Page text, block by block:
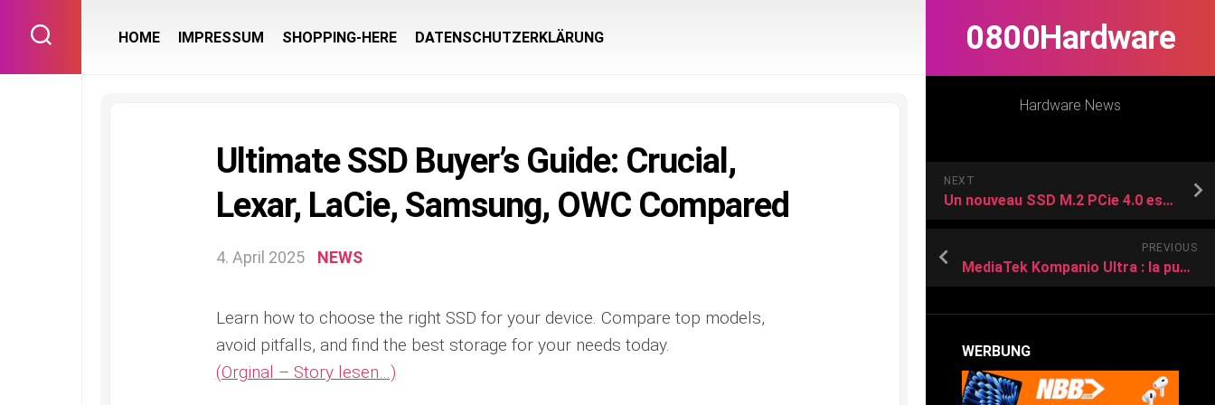
content
0800Hardware
Hardware News
NEXT
Un nouveau SSD M.2 PCie 4.0 est annoncé chez Addlink : le S85
PREVIOUS
MediaTek Kompanio Ultra : la puce 3 nm qui booste l’IA des Chromebooks.
WERBUNG
HOME IMPRESSUM SHOPPING-HERE DATENSCHUTZERKLÄRUNG
Ultimate SSD Buyer’s Guide: Crucial,
Lexar, LaCie, Samsung, OWC Compared
4. April 2025 NEWS
Learn how to choose the right SSD for your device. Compare top models,
avoid pitfalls, and find the best storage for your needs today.
(Orginal – Story lesen…)